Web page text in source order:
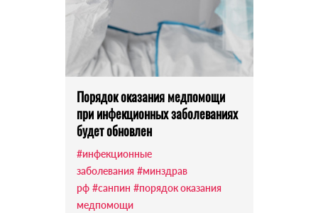
Порядок оказания медпомощи
при инфекционных заболеваниях
будет обновлен
#инфекционные
заболевания #минздрав
рф #санпин #порядок оказания
медпомощи